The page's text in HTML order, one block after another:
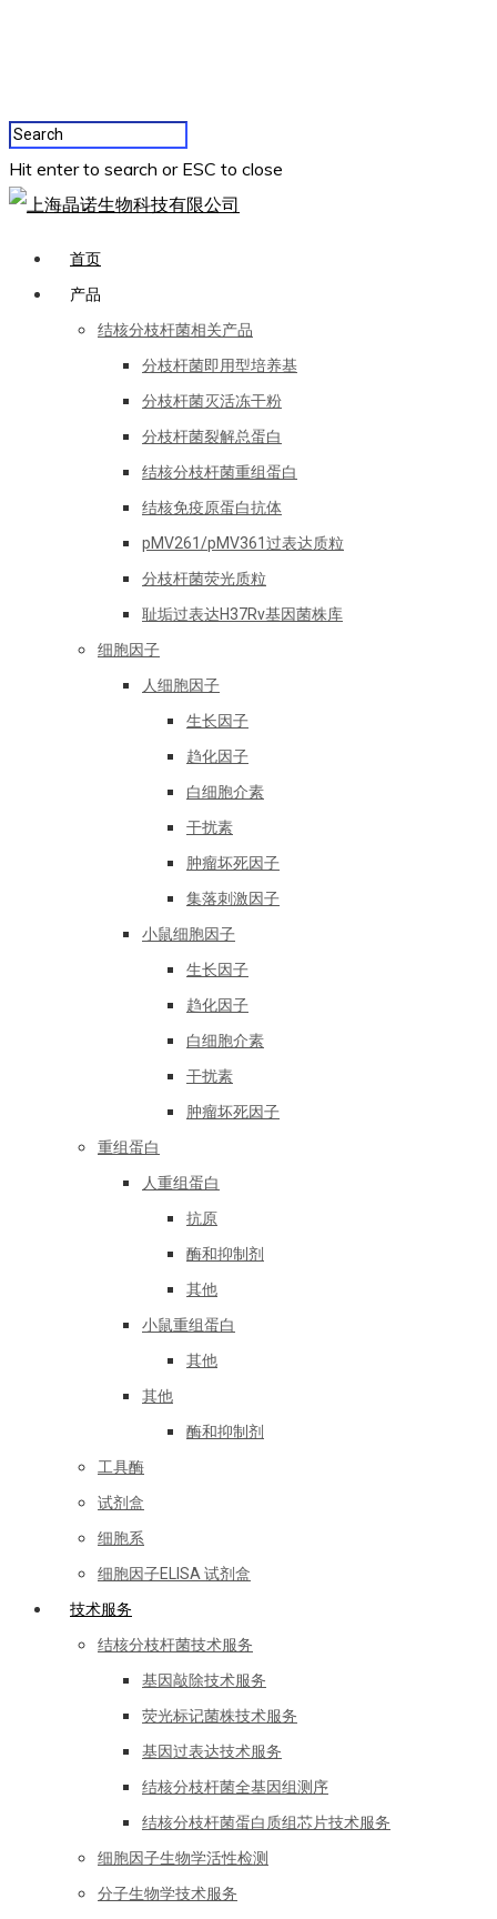
Hit enter to search or ESC to close
首页
产品
结核分枝杆菌相关产品
分枝杆菌即用型培养基
分枝杆菌灭活冻干粉
分枝杆菌裂解总蛋白
结核分枝杆菌重组蛋白
结核免疫原蛋白抗体
pMV261/pMV361过表达质粒
分枝杆菌荧光质粒
耻垢过表达H37Rv基因菌株库
细胞因子
人细胞因子
生长因子
趋化因子
白细胞介素
干扰素
肿瘤坏死因子
集落刺激因子
小鼠细胞因子
生长因子
趋化因子
白细胞介素
干扰素
肿瘤坏死因子
重组蛋白
人重组蛋白
抗原
酶和抑制剂
其他
小鼠重组蛋白
其他
其他
酶和抑制剂
工具酶
试剂盒
细胞系
细胞因子ELISA 试剂盒
技术服务
结核分枝杆菌技术服务
基因敲除技术服务
荧光标记菌株技术服务
基因过表达技术服务
结核分枝杆菌全基因组测序
结核分枝杆菌蛋白质组芯片技术服务
细胞因子生物学活性检测
分子生物学技术服务